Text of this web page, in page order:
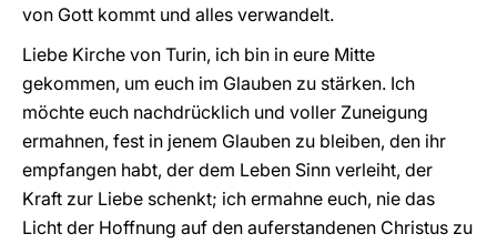
von Gott kommt und alles verwandelt.
Liebe Kirche von Turin, ich bin in eure Mitte
gekommen, um euch im Glauben zu stärken. Ich
möchte euch nachdrücklich und voller Zuneigung
ermahnen, fest in jenem Glauben zu bleiben, den ihr
empfangen habt, der dem Leben Sinn verleiht, der
Kraft zur Liebe schenkt; ich ermahne euch, nie das
Licht der Hoffnung auf den auferstandenen Christus zu